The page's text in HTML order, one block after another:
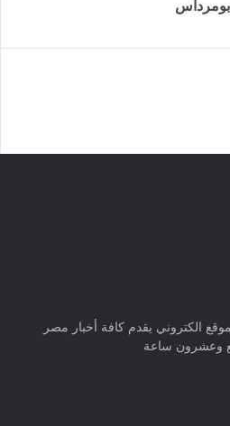
بومرداس
الكتروني يقدم كافة أخبار مصر
وعشرون ساعة